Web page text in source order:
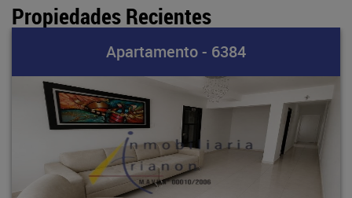
Propiedades Recientes
Apartamento -